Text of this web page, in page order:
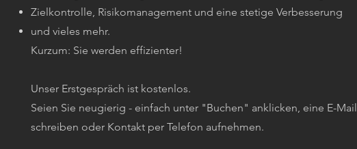
Zielkontrolle, Risikomanagement und eine stetige Verbesserung
und vieles mehr.
Kurzum: Sie werden effizienter!
Unser Erstgespräch ist kostenlos.
Seien Sie neugierig - einfach unter "Buchen" anklicken, eine E-Mail
schreiben oder Kontakt per Telefon aufnehmen.